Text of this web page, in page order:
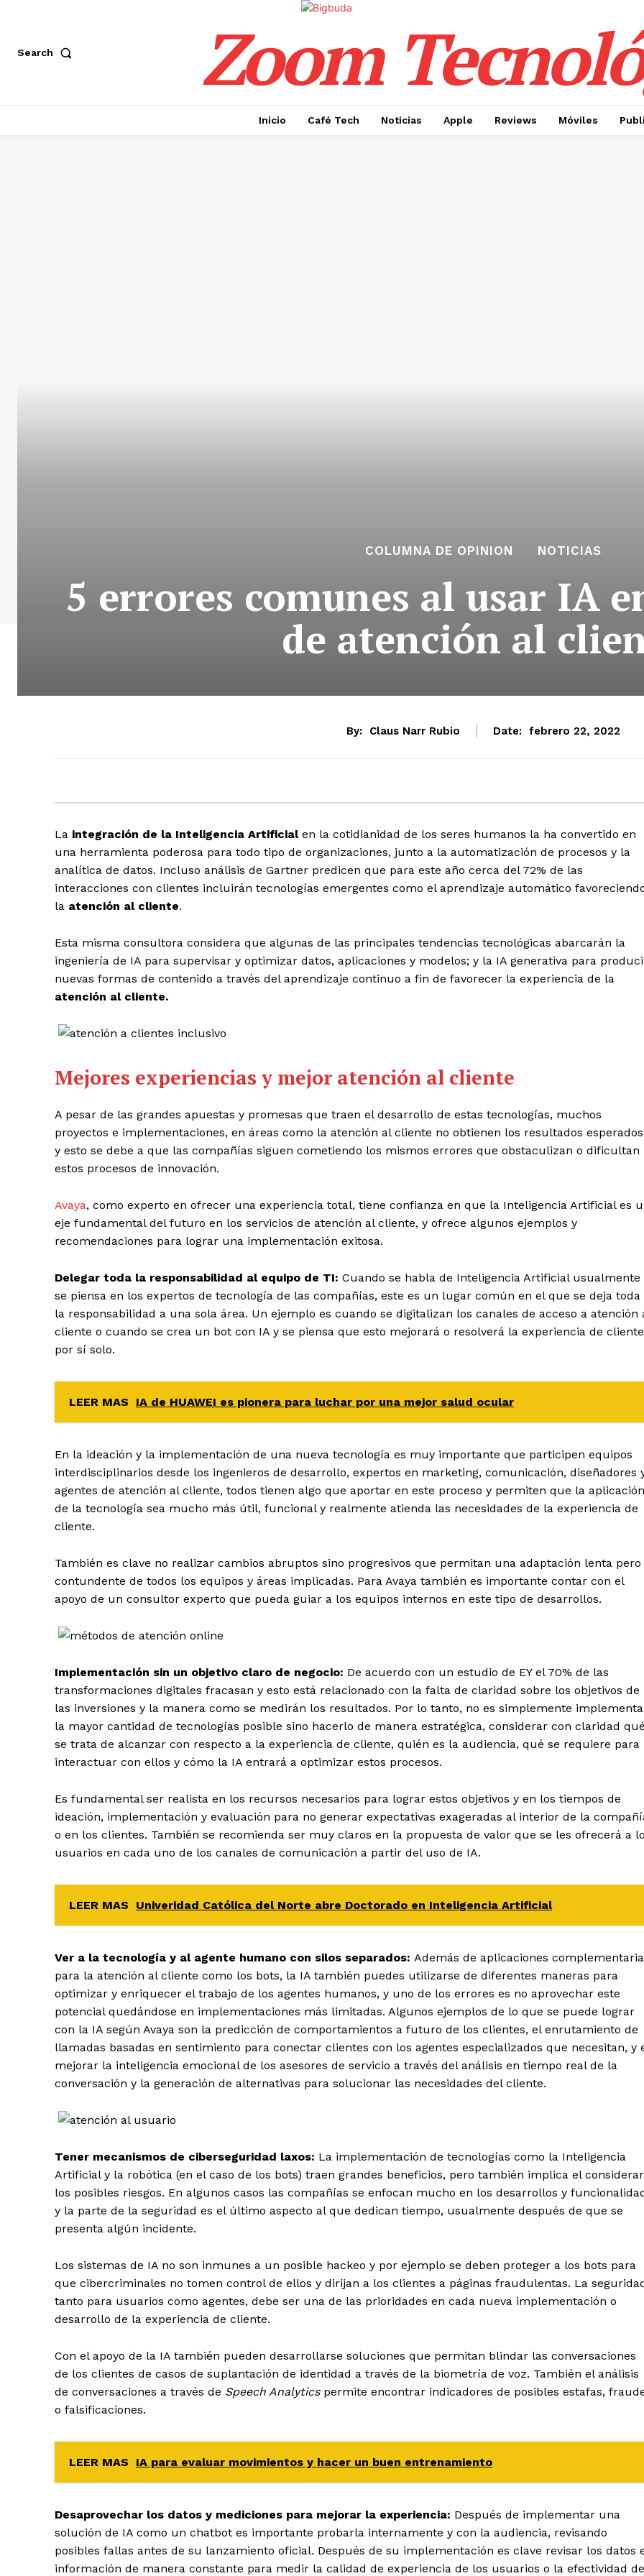
Search Zoom
Inicio Café Tech Noticias Apple Reviews Móviles
COLUMNA DE OPINION NOTICIAS
5 errores comunes al usar IA
de atención al
By: Claus Narr Rubio Date: febrero 22, 2022
La integración de la Inteligencia Artificialen la cotidianidad de los seres humanos la ha convertido en
una herramienta poderosa para todo tipo de organizaciones, junto a la automatización de procesos y la
analítica de datos. Incluso análisis de Gartner predicen que para este año cerca del 72% de las
interacciones con clientes incluirán tecnologías emergentes como el aprendizaje automático
la atención al cliente.
Esta misma consultora considera que algunas de las principales tendencias tecnológicas abarcarán la
ingeniería de IA para supervisar y optimizar datos, aplicaciones y modelos; y la IA generativa para
nuevas formas de contenido a través del aprendizaje continuo a fin de favorecer la experiencia de la
atención al cliente.
Mejores experiencias y mejor atención al cliente
A pesar de las grandes apuestas y promesas que traen el desarrollo de estas tecnologías, muchos
proyectos e implementaciones, en áreas como la atención al cliente no obtienen los resultados
y esto se debe a que las compañías siguen cometiendo los mismos errores que obstaculizan o dificultan
estos procesos de innovación.
Avaya, como experto en ofrecer una experiencia total, tiene confianza en que la Inteligencia Artificial es
eje fundamental del futuro en los servicios de atención al cliente, y ofrece algunos ejemplos y
recomendaciones para lograr una implementación exitosa.
Delegar toda la responsabilidad al equipo de TI: Cuando se habla de Inteligencia Artificial usualmente
se piensa en los expertos de tecnología de las compañías, este es un lugar común en el que se deja toda
la responsabilidad a una sola área. Un ejemplo es cuando se digitalizan los canales de acceso a atención
cliente o cuando se crea un bot con IA y se piensa que esto mejorará o resolverá la experiencia de cliente
por sí solo.
LEER MAS IA de HUAWEI es pionera para luchar por una mejor salud ocular
En la ideación y la implementación de una nueva tecnología es muy importante que participen equipos
interdisciplinarios desde los ingenieros de desarrollo, expertos en marketing, comunicación, diseñadores
agentes de atención al cliente, todos tienen algo que aportar en este proceso y permiten que la aplicación
de la tecnología sea mucho más útil, funcional y realmente atienda las necesidades de la experiencia de
cliente.
También es clave no realizar cambios abruptos sino progresivos que permitan una adaptación lenta pero
contundente de todos los equipos y áreas implicadas. Para Avaya también es importante contar con el
apoyo de un consultor experto que pueda guiar a los equipos internos en este tipo de desarrollos.
Implementación sin un objetivo claro de negocio: De acuerdo con un estudio de EY el 70% de las
transformaciones digitales fracasan y esto está relacionado con la falta de claridad sobre los objetivos de
las inversiones y la manera como se medirán los resultados. Por lo tanto, no es simplemente
la mayor cantidad de tecnologías posible sino hacerlo de manera estratégica, considerar con claridad qué
se trata de alcanzar con respecto a la experiencia de cliente, quién es la audiencia, qué se requiere para
interactuar con ellos y cómo la IA entrará a optimizar estos procesos.
Es fundamental ser realista en los recursos necesarios para lograr estos objetivos y en los tiempos de
ideación, implementación y evaluación para no generar expectativas exageradas al interior de la
o en los clientes. También se recomienda ser muy claros en la propuesta de valor que se les ofrecerá a
usuarios en cada uno de los canales de comunicación a partir del uso de IA.
LEER MAS Univeridad Católica del Norte abre Doctorado en Inteligencia Artificial
Ver a la tecnología y al agente humano con silos separados: Además de aplicaciones
para la atención al cliente como los bots, la IA también puedes utilizarse de diferentes maneras para
optimizar y enriquecer el trabajo de los agentes humanos, y uno de los errores es no aprovechar este
potencial quedándose en implementaciones más limitadas. Algunos ejemplos de lo que se puede lograr
con la IA según Avaya son la predicción de comportamientos a futuro de los clientes, el enrutamiento de
llamadas basadas en sentimiento para conectar clientes con los agentes especializados que necesitan, y
mejorar la inteligencia emocional de los asesores de servicio a través del análisis en tiempo real de la
conversación y la generación de alternativas para solucionar las necesidades del cliente.
Tener mecanismos de ciberseguridad laxos: La implementación de tecnologías como la Inteligencia
Artificial y la robótica (en el caso de los bots) traen grandes beneficios, pero también implica el considerar
los posibles riesgos. En algunos casos las compañías se enfocan mucho en los desarrollos y
y la parte de la seguridad es el último aspecto al que dedican tiempo, usualmente después de que se
presenta algún incidente.
Los sistemas de IA no son inmunes a un posible hackeo y por ejemplo se deben proteger a los bots para
que cibercriminales no tomen control de ellos y dirijan a los clientes a páginas fraudulentas. La
tanto para usuarios como agentes, debe ser una de las prioridades en cada nueva implementación o
desarrollo de la experiencia de cliente.
Con el apoyo de la IA también pueden desarrollarse soluciones que permitan blindar las conversaciones
de los clientes de casos de suplantación de identidad a través de la biometría de voz. También el análisis
de conversaciones a través de Speech Analyticspermite encontrar indicadores de posibles estafas,
o falsificaciones.
LEER MAS IA para evaluar movimientos y hacer un buen entrenamiento
Desaprovechar los datos y mediciones para mejorar la experiencia: Después de implementar una
solución de IA como un chatbot es importante probarla internamente y con la audiencia, revisando
posibles fallas antes de su lanzamiento oficial. Después de su implementación es clave revisar los datos
información de manera constante para medir la calidad de experiencia de los usuarios o la efectividad de